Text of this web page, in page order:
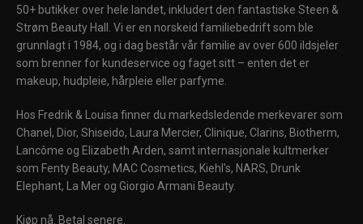
50+ butikker over hele landet, inkludert den fantastiske Steen &
Strøm Beauty Hall. Vi er en norskeid familiebedrift som ble
grunnlagt i 1984, og i dag består vår familie av over 600 ildsjeler
som brenner for kundeservice og faget sitt – enten det er
makeup, hudpleie, hårpleie eller parfyme.
Hos Fredrik & Louisa finner du markedsledende merkevarer som
Chanel, Dior, Shiseido, Laura Mercier, Clinique, Clarins, Biotherm,
Lancôme og Elizabeth Arden, samt internasjonale kultmerker
som Fenty Beauty, MAC Cosmetics, Kiehl's, NARS, Drunk
Elephant, La Mer og Giorgio Armani Beauty.
Kjøp nå. Betal senere.